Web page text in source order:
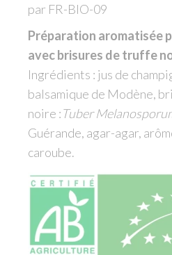
par FR-BIO-09
Préparation aromatisée
avec brisures de truffe
Ingrédients : jus de
balsamique de Modène,
noire :Tuber
Guérande, agar-agar,
caroube.